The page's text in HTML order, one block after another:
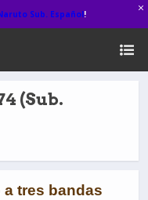
Sub. Español!
(Sub.
tres bandas